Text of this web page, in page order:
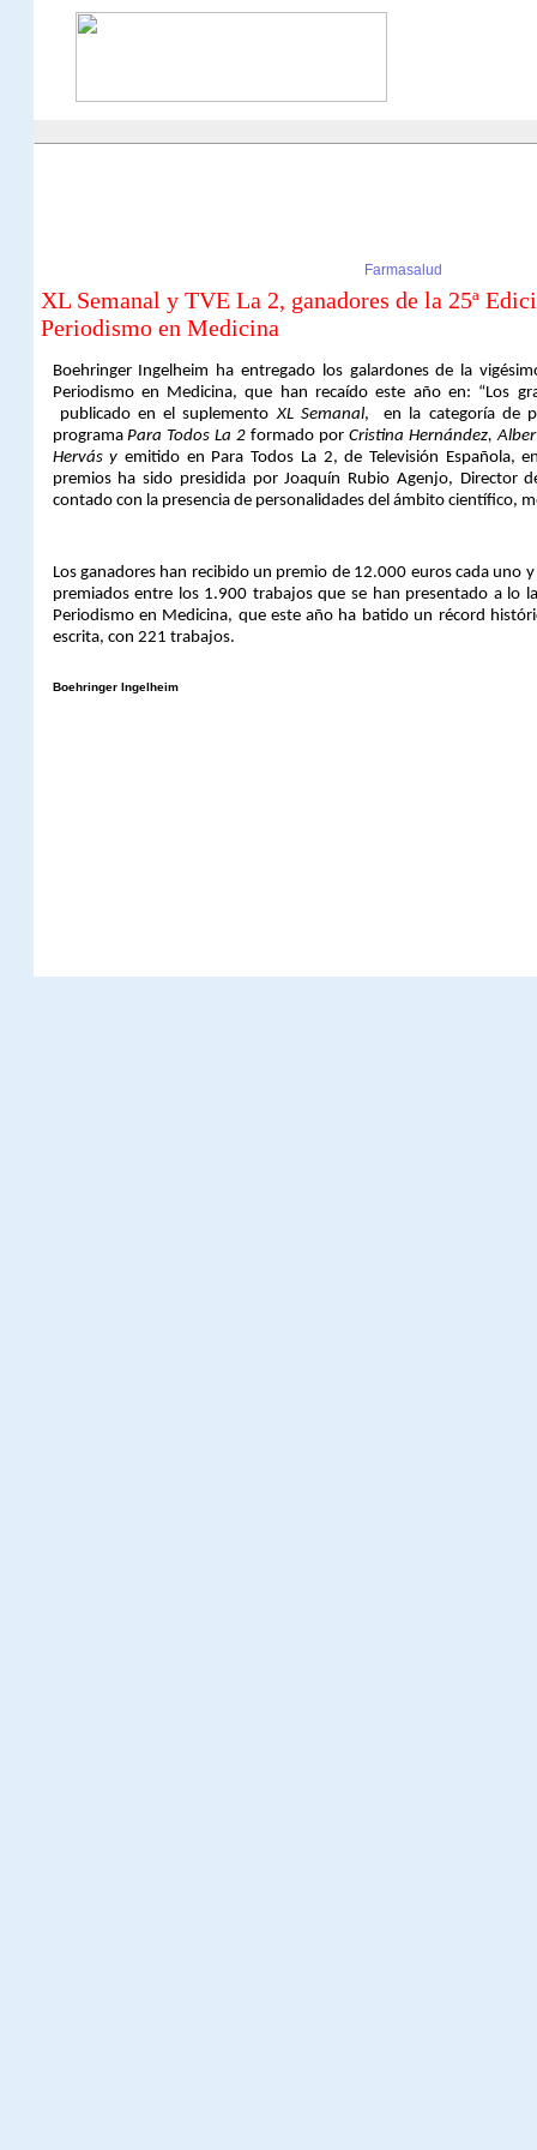
Farmasalud
XL Semanal y TVE La 2, ganadores de la 25ª
Periodismo en Medicina
Boehringer Ingelheim ha entregado los galardones de la
Periodismo en Medicina, que han recaído este año en: “Los
publicado en el suplementoXL Semanal,
en la categoría de
programaPara Todos La 2formado porCristina Hernández,
Hervásy emitido en Para Todos La 2, de Televisión Española,
premios ha sido presidida por Joaquín Rubio Agenjo, Director
contado con la presencia de personalidades del ámbito científico,
Los ganadores han recibido un premio de 12.000 euros cada uno
premiados entre los 1.900 trabajos que se han presentado a lo
Periodismo en Medicina, que este año ha batido un récord
escrita, con 221 trabajos.
Boehringer Ingelheim